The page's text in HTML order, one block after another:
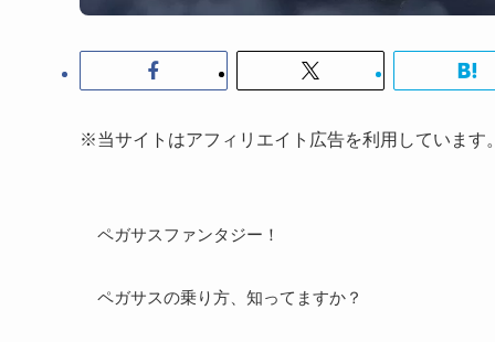
※当サイトはアフィリエイト広告を利用しています
ペガサスファンタジー！
ペガサスの乗り方、知ってますか？